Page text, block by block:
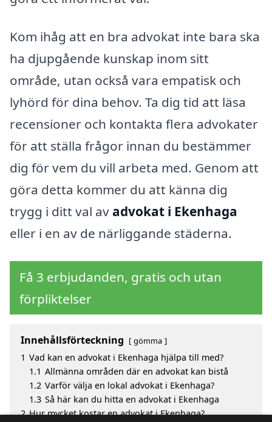
Kom ihåg att en bra advokat inte bara ska
ha djupgående kunskap inom sitt
område, utan också vara empatisk och
lyhörd för dina behov. Ta dig tid att läsa
recensioner och kontakta flera advokater
för att ställa frågor innan du bestämmer
dig för vem du vill arbeta med. Genom att
göra detta kommer du att känna dig
trygg i ditt val av advokat i Ekenhaga
eller i en av de närliggande städerna.
Få 3 erbjudanden, gratis och utan
förpliktelser
Innehållsförteckning gömma
1 Vad kan en advokat i Ekenhaga hjälpa till med?
1.1 Allmänna områden där en advokat kan bistå
1.2 Varför välja en lokal advokat i Ekenhaga?
1.3 Så här kan du hitta en advokat i Ekenhaga
2 Hur mycket kostar en advokat i Ekenhaga?